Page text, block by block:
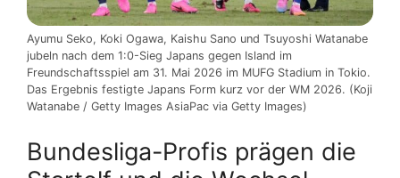
Ayumu Seko, Koki Ogawa, Kaishu Sano und Tsuyoshi Watanabe
jubeln nach dem 1:0-Sieg Japans gegen Island im
Freundschaftsspiel am 31. Mai 2026 im MUFG Stadium in Tokio.
Das Ergebnis festigte Japans Form kurz vor der WM 2026. (Koji
Watanabe / Getty Images AsiaPac via Getty Images)
Bundesliga-Profis prägen die